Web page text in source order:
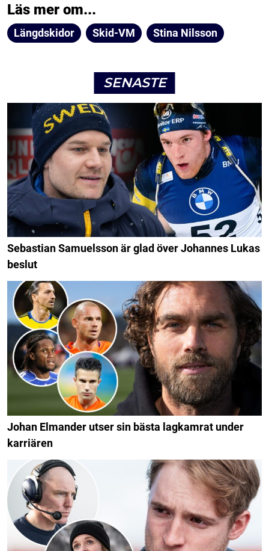
Läs mer om...
Längdskidor Skid-VM Stina Nilsson
SENASTE
Sebastian Samuelsson är glad över Johannes Lukas
beslut
Johan Elmander utser sin bästa lagkamrat under
karriären